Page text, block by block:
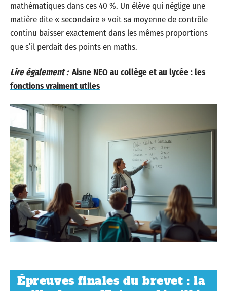
mathématiques dans ces 40 %. Un élève qui néglige une
matière dite « secondaire » voit sa moyenne de contrôle
continu baisser exactement dans les mêmes proportions
que s’il perdait des points en maths.
Lire également : Aisne NEO au collège et au lycée : les
fonctions vraiment utiles
Épreuves finales du brevet : la